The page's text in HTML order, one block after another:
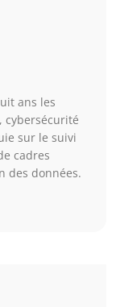
ans les
cybersécurité
sur le suivi
cadres
des données.